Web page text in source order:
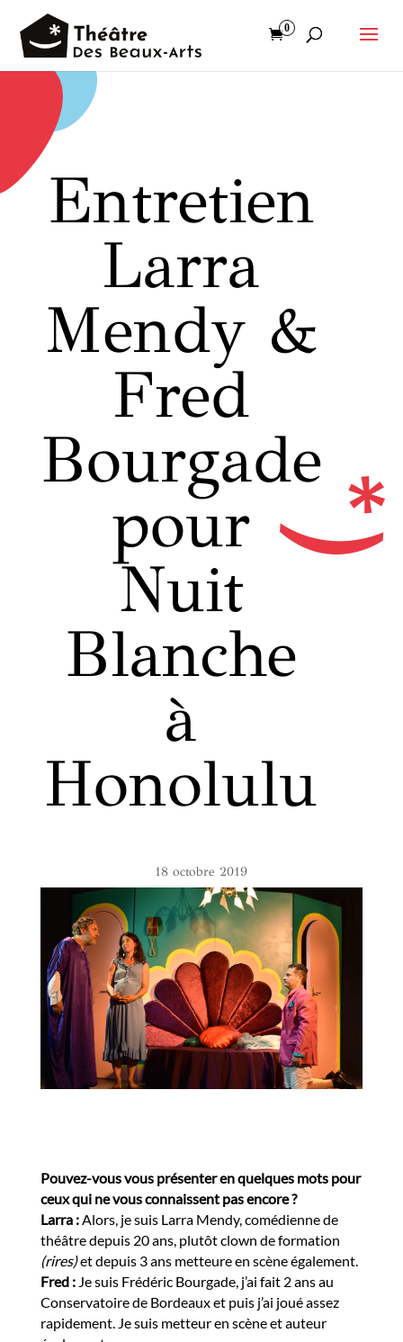
0
Entretien
Larra
Mendy &
Fred
Bourgade
pour
Nuit
Blanche
à
Honolulu
18 octobre 2019
Pouvez-vous vous présenter en quelques mots pour
ceux qui ne vous connaissent pas encore ?
Larra :Alors, je suis Larra Mendy, comédienne de
théâtre depuis 20 ans, plutôt clown de formation
(rires)et depuis 3 ans metteure en scène également.
Fred :Je suis Frédéric Bourgade, j’ai fait 2 ans au
Conservatoire de Bordeaux et puis j’ai joué assez
rapidement. Je suis metteur en scène et auteur